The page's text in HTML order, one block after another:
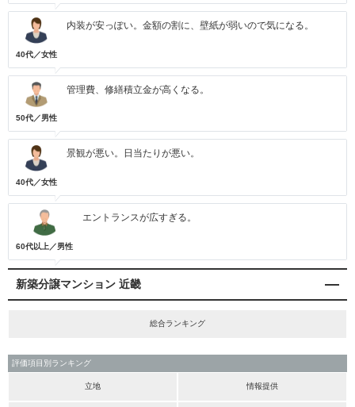
40代／女性
内装が安っぽい。金額の割に、壁紙が弱いので気になる。
50代／男性
管理費、修繕積立金が高くなる。
40代／女性
景観が悪い。日当たりが悪い。
60代以上／男性
エントランスが広すぎる。
新築分譲マンション 近畿
総合ランキング
評価項目別ランキング
立地 情報提供